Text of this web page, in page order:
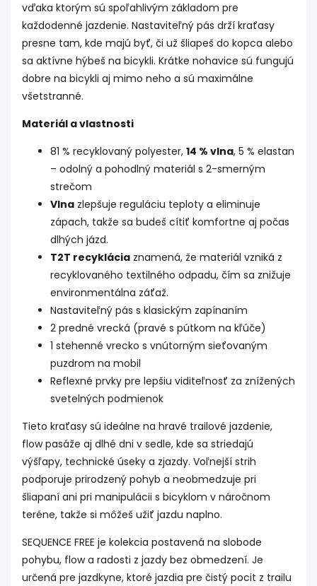
vďaka ktorým sú spoľahlivým základom pre
každodenné jazdenie. Nastaviteľný pás drží kraťasy
presne tam, kde majú byť, či už šliapeš do kopca alebo
sa aktívne hýbeš na bicykli. Krátke nohavice sú fungujú
dobre na bicykli aj mimo neho a sú maximálne
všetstranné.
Materiál a vlastnosti
81 % recyklovaný polyester, 14 % vlna, 5 % elastan
– odolný a pohodlný materiál s 2-smerným
strečom
Vlna zlepšuje reguláciu teploty a eliminuje
zápach, takže sa budeš cítiť komfortne aj počas
dlhých jázd.
T2T recyklácia znamená, že materiál vzniká z
recyklovaného textilného odpadu, čím sa znižuje
environmentálna záťaž.
Nastaviteľný pás s klasickým zapínaním
2 predné vrecká (pravé s pútkom na kľúče)
1 stehenné vrecko s vnútorným sieťovaným
puzdrom na mobil
Reflexné prvky pre lepšiu viditeľnosť za znížených
svetelných podmienok
Tieto kraťasy sú ideálne na hravé trailové jazdenie,
flow pasáže aj dlhé dni v sedle, kde sa striedajú
výšľapy, technické úseky a zjazdy. Voľnejší strih
podporuje prirodzený pohyb a neobmedzuje pri
šliapaní ani pri manipulácii s bicyklom v náročnom
teréne, takže si môžeš užiť jazdu naplno.
SEQUENCE FREE je kolekcia postavená na slobode
pohybu, flow a radosti z jazdy bez obmedzení. Je
určená pre jazdkyne, ktoré jazdia pre čistý pocit z trailu